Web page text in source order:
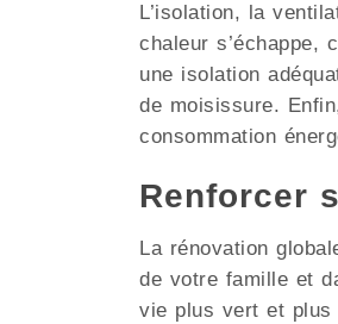
L’isolation, la
chaleur s’échappe,
une isolation
de moisissure.
consommation
Renforcer
La rénovation
de votre famille et
vie plus vert et plus